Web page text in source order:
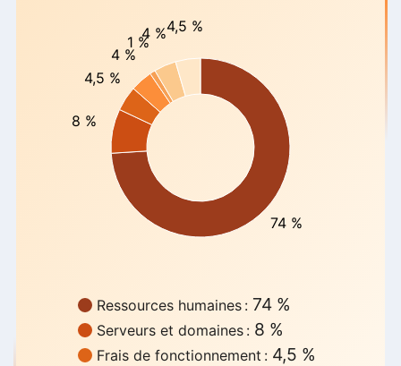
74 %
8 %
4,5 %
4 %
1 %4 %4,5 %
Ressources humaines : 74 %
Serveurs et domaines : 8 %
Frais de fonctionnement : 4,5 %